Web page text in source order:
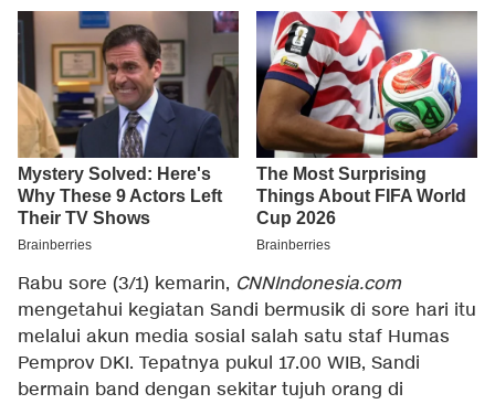
Rabu sore (3/1) kemarin, CNNIndonesia.com
mengetahui kegiatan Sandi bermusik di sore hari itu
melalui akun media sosial salah satu staf Humas
Pemprov DKI. Tepatnya pukul 17.00 WIB, Sandi
bermain band dengan sekitar tujuh orang di